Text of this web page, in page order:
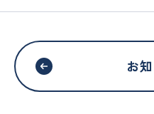
お
これより先は、
ブサイトではあ